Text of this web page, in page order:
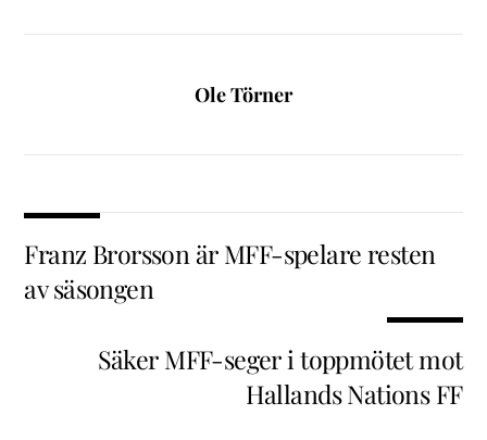
Ole Törner
Franz Brorsson är MFF-spelare resten
av säsongen
Säker MFF-seger i toppmötet mot
Hallands Nations FF